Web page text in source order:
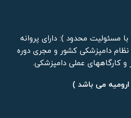
با مسئولیت محدود ): دارای پروانه
دامپزشکی کشور و مجری دوره
و کارگاههای عملی دامپزشکی.
ارومیه می باشد )